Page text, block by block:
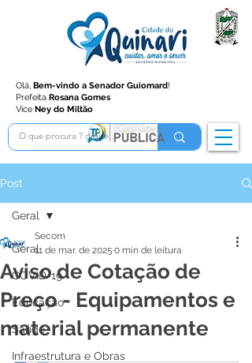
Olá, Bem-vindo a Senador Guiomard!
Prefeita Rosana Gomes
Vice Ney do Miltão
Post
Geral
COVID-19
Educação
Saúde
Infraestrutura e Obras
Geral
Aviso de Cotação de
Preço - Equipamentos e
material permanente
Secom
11 de mar. de 2025 0 min de leitura